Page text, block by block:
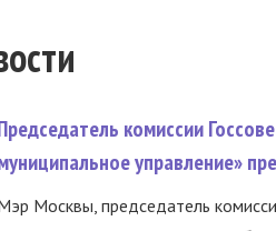
комиссии
управление»
Москвы, председатель